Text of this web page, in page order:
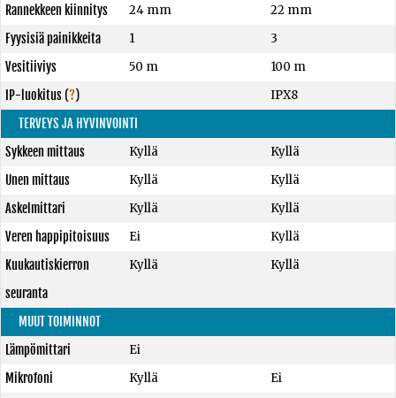
Rannekkeen kiinnitys
24 mm
22 mm
Fyysisiä painikkeita
1
3
Vesitiiviys
50 m
100 m
IP-luokitus(?)
IPX8
TERVEYS JA HYVINVOINTI
Sykkeen mittaus
Kyllä
Kyllä
Unen mittaus
Kyllä
Kyllä
Askelmittari
Kyllä
Kyllä
Veren happipitoisuus
Ei
Kyllä
Kuukautiskierron
seuranta
Kyllä Kyllä
MUUT TOIMINNOT
Lämpömittari
Ei
Mikrofoni
Kyllä
Ei